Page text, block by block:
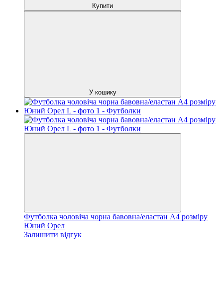
Купити
У кошику
Футболка чоловіча чорна бавовна/еластан А4 розміру
Юний Орел
Залишити відгук